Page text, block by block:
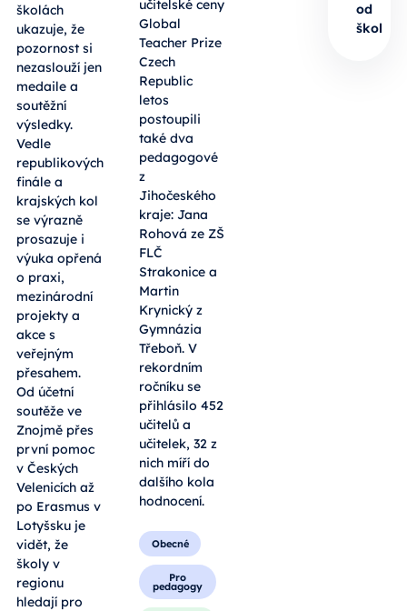
školách
ukazuje, že
pozornost si
nezaslouží jen
medaile a
soutěžní
výsledky.
Vedle
republikových
finále a
krajských kol
se výrazně
prosazuje i
výuka opřená
o praxi,
mezinárodní
projekty a
akce s
veřejným
přesahem.
Od účetní
soutěže ve
Znojmě přes
první pomoc
v Českých
Velenicích až
po Erasmus v
Lotyšsku je
vidět, že
školy v
regionu
hledají pro
učitelské ceny
Global
Teacher Prize
Czech
Republic
letos
postoupili
také dva
pedagogové
z
Jihočeského
kraje: Jana
Rohová ze ZŠ
FLČ
Strakonice a
Martin
Krynický z
Gymnázia
Třeboň. V
rekordním
ročníku se
přihlásilo 452
učitelů a
učitelek, 32 z
nich míří do
dalšího kola
hodnocení.
Obecné
Pro
pedagogy
od
škol